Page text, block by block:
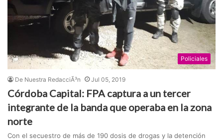
Policiales
De Nuestra RedacciÃ³n Jul 05, 2019
Córdoba Capital: FPA captura a un tercer
integrante de la banda que operaba en la zona
norte
Con el secuestro de más de 190 dosis de drogas y la detención